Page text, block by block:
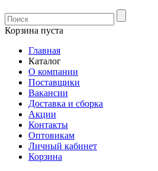
Корзина пуста
Главная
Каталог
О компании
Поставщики
Вакансии
Доставка и сборка
Акции
Контакты
Оптовикам
Личный кабинет
Корзина